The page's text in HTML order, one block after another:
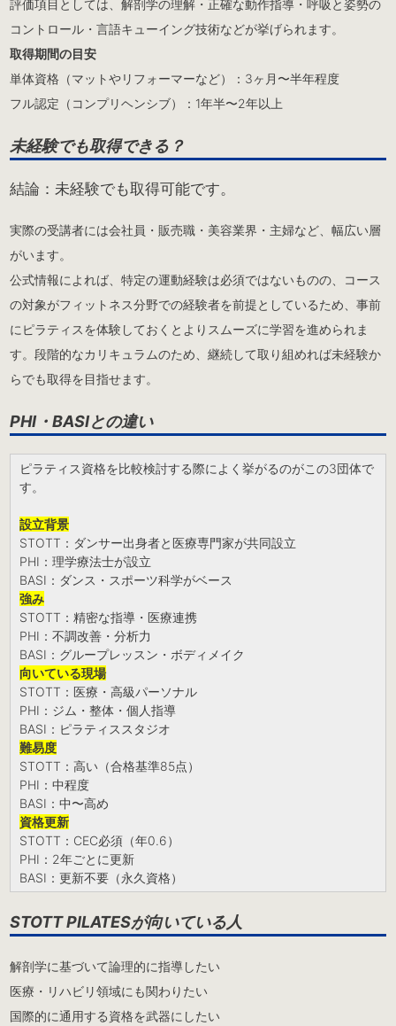
評価項目としては、解剖学の理解・正確な動作指導・呼吸と姿勢の
コントロール・言語キューイング技術などが挙げられます。
取得期間の目安
単体資格（マットやリフォーマーなど）：3ヶ月〜半年程度
フル認定（コンプリヘンシブ）：1年半〜2年以上
未経験でも取得できる？
結論：未経験でも取得可能です。
実際の受講者には会社員・販売職・美容業界・主婦など、幅広い層
がいます。
公式情報によれば、特定の運動経験は必須ではないものの、コース
の対象がフィットネス分野での経験者を前提としているため、事前
にピラティスを体験しておくとよりスムーズに学習を進められま
す。段階的なカリキュラムのため、継続して取り組めれば未経験か
らでも取得を目指せます。
PHI・BASIとの違い
ピラティス資格を比較検討する際によく挙がるのがこの3団体で
す。
設立背景
STOTT：ダンサー出身者と医療専門家が共同設立
PHI：理学療法士が設立
BASI：ダンス・スポーツ科学がベース
強み
STOTT：精密な指導・医療連携
PHI：不調改善・分析力
BASI：グループレッスン・ボディメイク
向いている現場
STOTT：医療・高級パーソナル
PHI：ジム・整体・個人指導
BASI：ピラティススタジオ
難易度
STOTT：高い（合格基準85点）
PHI：中程度
BASI：中〜高め
資格更新
STOTT：CEC必須（年0.6）
PHI：2年ごとに更新
BASI：更新不要（永久資格）
STOTT PILATESが向いている人
解剖学に基づいて論理的に指導したい
医療・リハビリ領域にも関わりたい
国際的に通用する資格を武器にしたい